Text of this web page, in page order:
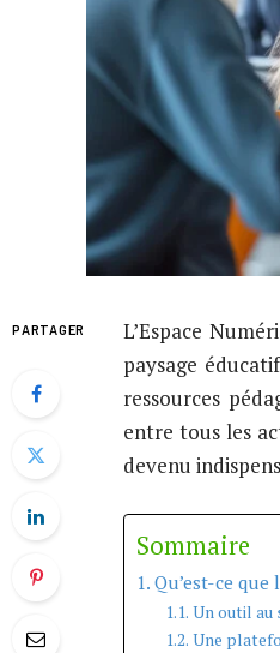
PARTAGER L’Espace
paysage
ressources
entre tous les
devenu
Sommaire
Qu’est-ce que
Un outil au
Une